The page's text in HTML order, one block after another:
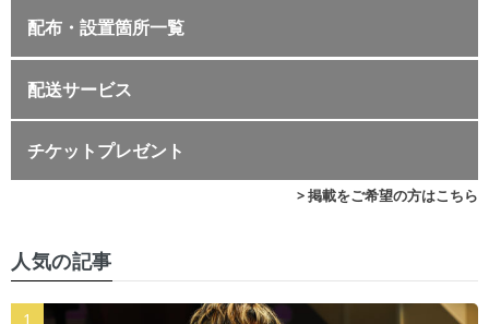
配布・設置箇所一覧
配送サービス
チケットプレゼント
> 掲載をご希望の方はこちら
人気の記事